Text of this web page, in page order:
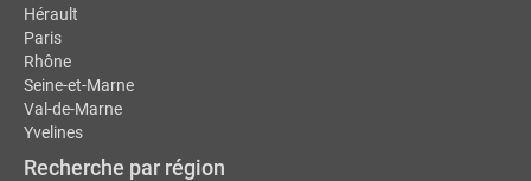
Hérault
Paris
Rhône
Seine-et-Marne
Val-de-Marne
Yvelines
Recherche par région